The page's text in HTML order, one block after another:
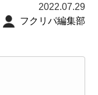
2022.07.29
フクリパ編集部